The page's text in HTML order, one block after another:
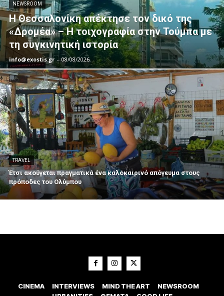
NEWSROOM
Η Θεσσαλονίκη απέκτησε τον δικό της
«Δρομέα» – Η τοιχογραφία στην Τούμπα με
τη συγκινητική ιστορία
info@exostis.gr - 08/08/2026
TRAVEL
Έτσι ακούγεται πραγματικά ένα καλοκαιρινό απόγευμα στους
πρόποδες του Ολύμπου
CINEMA INTERVIEWS MIND THE ART
NEWSROOM